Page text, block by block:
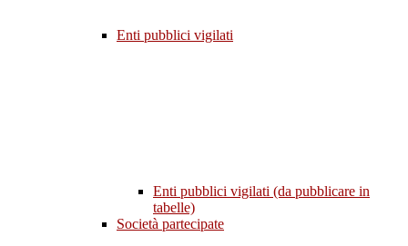
Enti pubblici vigilati
Enti pubblici vigilati (da pubblicare in
tabelle)
Società partecipate